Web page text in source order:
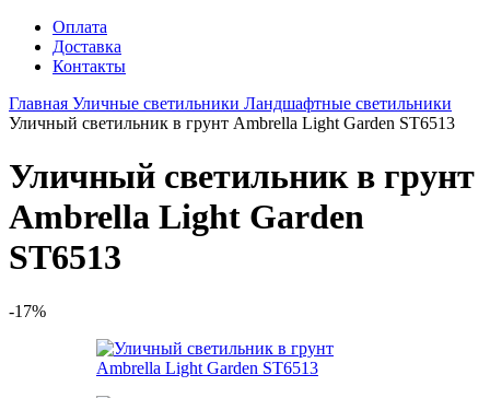
Оплата
Доставка
Контакты
Главная Уличные светильники Ландшафтные светильники
Уличный светильник в грунт Ambrella Light Garden ST6513
Уличный светильник в грунт
Ambrella Light Garden
ST6513
-17%